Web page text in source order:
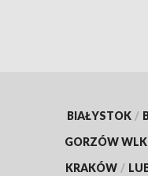
BIAŁYSTOK /
GORZÓW
KRAKÓW /